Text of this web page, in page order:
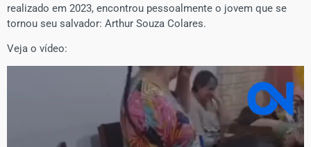
realizado em 2023, encontrou pessoalmente o jovem que se
tornou seu salvador: Arthur Souza Colares.
Veja o vídeo: